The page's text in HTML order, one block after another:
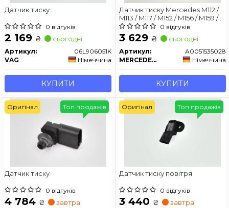
Датчик тиску
0 відгуків
2 169 ₴ сьогодні
Артикул:
06L906051K
VAG
Німеччина
КУПИТИ
Датчик тиску Mercedes M112 /
M113 / M117 / M152 / M156 / M159 /
M266 / M272 / M273
0 відгуків
3 629 ₴ сьогодні
Артикул:
A0051535028
MERCEDES-BENZ
Німеччина
КУПИТИ
Датчик тиску
0 відгуків
4 784 ₴ завтра
Топ продажів
Оригінал
Датчик тиску повітря
0 відгуків
3 440 ₴ завтра
Топ продажів
Оригінал